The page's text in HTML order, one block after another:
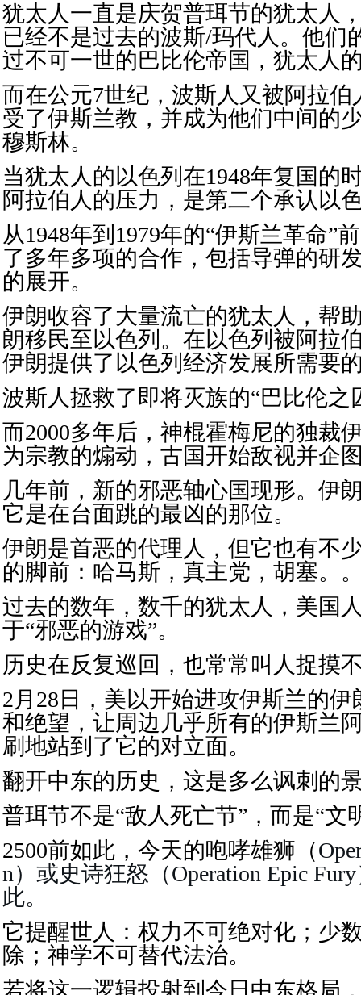
犹太人一直是庆贺普珥节的犹太人
已经不是过去的波斯/玛代人。他们
过不可一世的巴比伦帝国，犹太人
而在公元7世纪，波斯人又被阿拉伯
受了伊斯兰教，并成为他们中间
穆斯林。
当犹太人的以色列在1948年复国的
阿拉伯人的压力，是第二个承认以
从1948年到1979年的“伊斯兰革命”
了多年多项的合作，包括导弹的研
的展开。
伊朗收容了大量流亡的犹太人，帮
朗移民至以色列。在以色列被阿拉
伊朗提供了以色列经济发展所需要
波斯人拯救了即将灭族的“巴比伦
而2000多年后，神棍霍梅尼的独裁
为宗教的煽动，古国开始敌视并企
几年前，新的邪恶轴心国现形。伊
它是在台面跳的最凶的那位。
伊朗是首恶的代理人，但它也有不
的脚前：哈马斯，真主党，胡塞。
过去的数年，数千的犹太人，美国
于“邪恶的游戏”。
历史在反复巡回，也常常叫人捉摸
2月28日，美以开始进攻伊斯兰的
和绝望，让周边几乎所有的伊斯兰
刷地站到了它的对立面。
翻开中东的历史，这是多么讽刺的
普珥节不是“敌人死亡节”，而是“文
2500前如此，今天的咆哮雄狮（
n）或史诗狂怒（Operation Epic
此。
它提醒世人：权力不可绝对化；少
除；神学不可替代法治。
若将这一逻辑投射到今日中东格局